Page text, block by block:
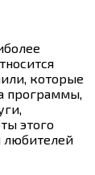
которые
программы,
этого
любителей